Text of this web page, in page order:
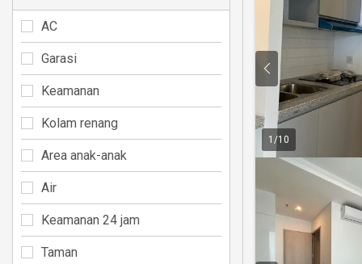
1 /10
AC
Garasi
Keamanan
Kolam renang
Area anak-anak
Air
Keamanan 24 jam
Taman